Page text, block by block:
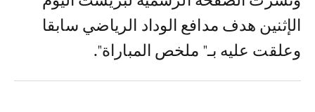
الإثنين هدف مدافع الوداد الرياضي سابقا
وعلقت عليه بـ" ملخص المباراة".